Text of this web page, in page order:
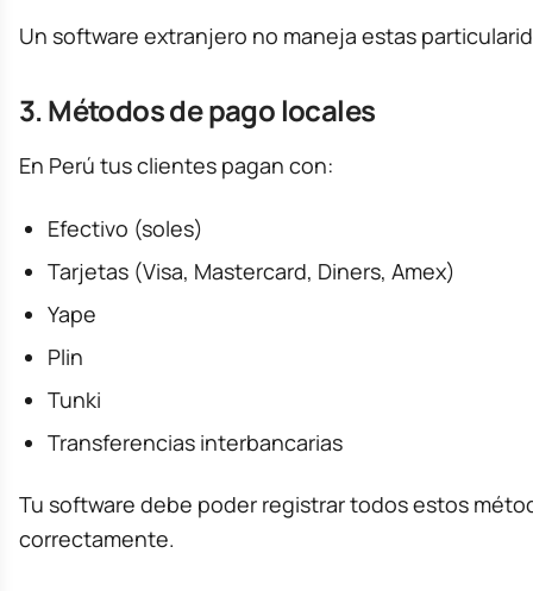
Un software extranjero no maneja estas
3. Métodos de pago locales
En Perú tus clientes pagan con:
Efectivo (soles)
Tarjetas (Visa, Mastercard, Diners, Amex)
Yape
Plin
Tunki
Transferencias interbancarias
Tu software debe poder registrar todos estos
correctamente.